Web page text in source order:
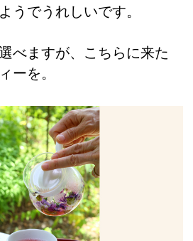
うでうれしいです。
べますが、こちらに来た
ーを。